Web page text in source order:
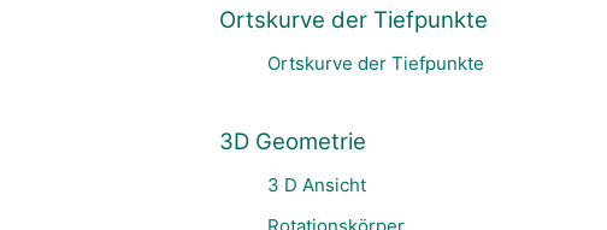
Ortskurve der Tiefpunkte
Ortskurve der Tiefpunkte
3D Geometrie
3 D Ansicht